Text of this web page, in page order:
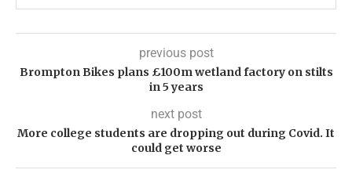
previous post
Brompton Bikes plans £100m wetland factory on stilts
in 5 years
next post
More college students are dropping out during Covid. It
could get worse